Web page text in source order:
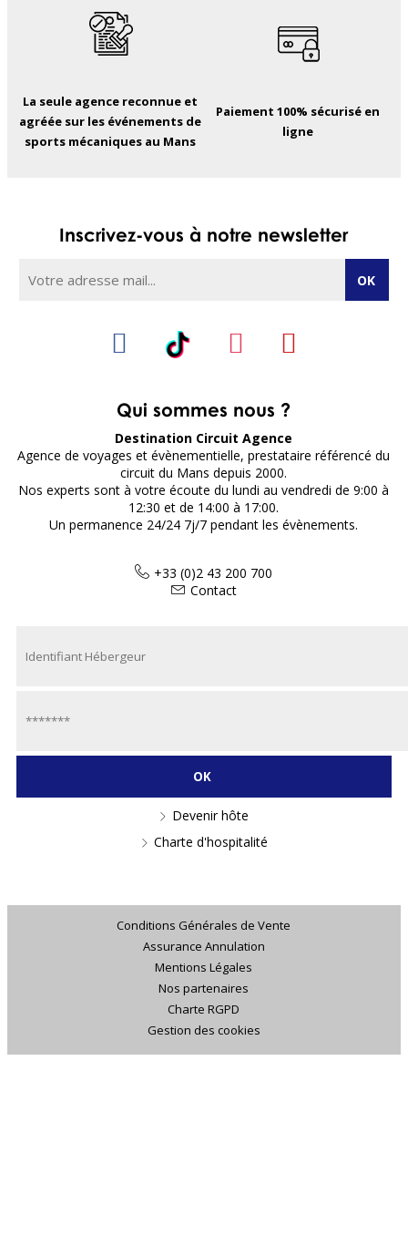
La seule agence reconnue et
agréée sur les événements de
sports mécaniques au Mans
Paiement 100% sécurisé en
ligne
Qui sommes nous ?
Destination Circuit Agence
Agence de voyages et évènementielle, prestataire référencé du
circuit du Mans depuis 2000.
Nos experts sont à votre écoute du lundi au vendredi de 9:00 à
12:30 et de 14:00 à 17:00.
Un permanence 24/24 7j/7 pendant les évènements.
+33 (0)2 43 200 700
Contact
Inscrivez-vous à notre newsletter
Devenir hôte
Charte d'hospitalité
Conditions Générales de Vente
Assurance Annulation
Mentions Légales
Nos partenaires
Charte RGPD
Gestion des cookies